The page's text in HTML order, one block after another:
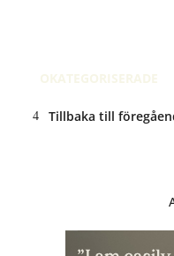
OKATEGORISERADE
Tillbaka till